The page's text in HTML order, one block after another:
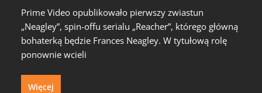
Prime Video opublikowało pierwszy zwiastun
„Neagley”, spin-offu serialu „Reacher”, którego główną
bohaterką będzie Frances Neagley. W tytułową rolę
ponownie wcieli
Więcej